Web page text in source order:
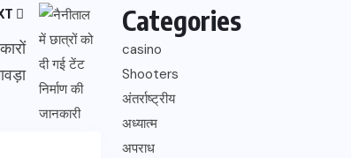
Categories
casino
Shooters
अंतर्राष्ट्रीय
अध्यात्म
अपराध